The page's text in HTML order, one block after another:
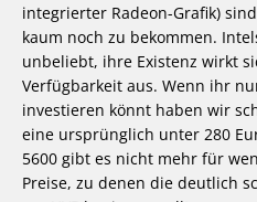
integrierter Radeon-Grafik)
kaum noch zu bekommen.
unbeliebt, ihre Existenz wirkt
Verfügbarkeit aus. Wenn ihr
investieren könnt haben wir
eine ursprünglich unter 280
5600 gibt es nicht mehr für
Preise, zu denen die deutlich